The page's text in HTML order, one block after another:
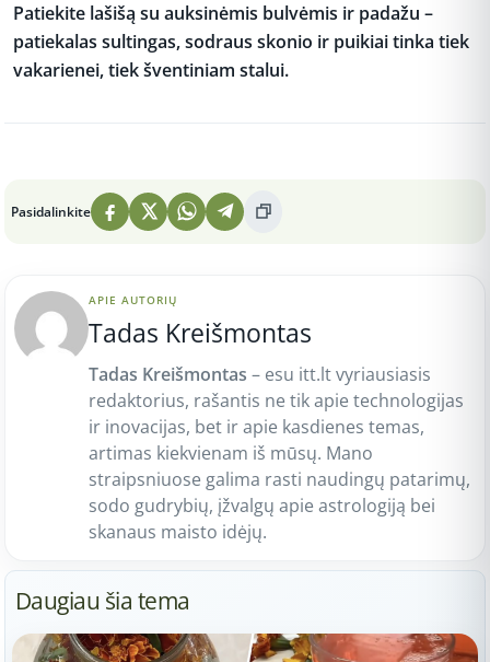
Patiekite lašišą su auksinėmis bulvėmis ir padažu –
patiekalas sultingas, sodraus skonio ir puikiai tinka tiek
vakarienei, tiek šventiniam stalui.
Pasidalinkite
APIE AUTORIŲ
Tadas Kreišmontas
Tadas Kreišmontas – esu itt.lt vyriausiasis
redaktorius, rašantis ne tik apie technologijas
ir inovacijas, bet ir apie kasdienes temas,
artimas kiekvienam iš mūsų. Mano
straipsniuose galima rasti naudingų patarimų,
sodo gudrybių, įžvalgų apie astrologiją bei
skanaus maisto idėjų.
Daugiau šia tema